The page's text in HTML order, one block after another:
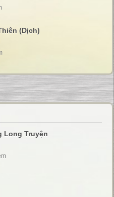
(Dịch)
Long Truyện